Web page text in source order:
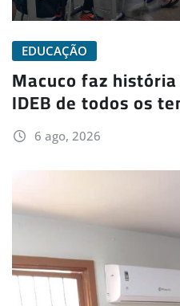
EDUCAÇÃO
Macuco faz
IDEB de todos os
6 ago, 2026